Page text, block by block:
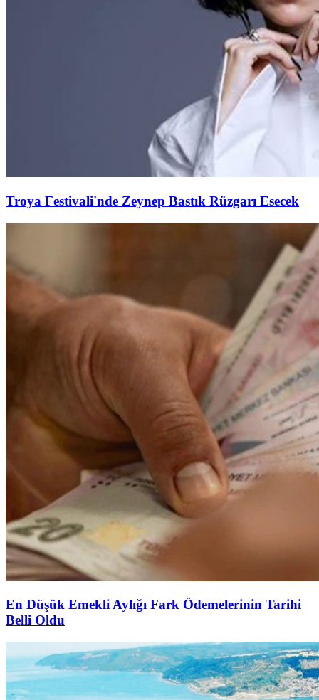
Troya Festivali'nde Zeynep Bastık Rüzgarı Esecek
En Düşük Emekli Aylığı Fark Ödemelerinin Tarihi
Belli Oldu